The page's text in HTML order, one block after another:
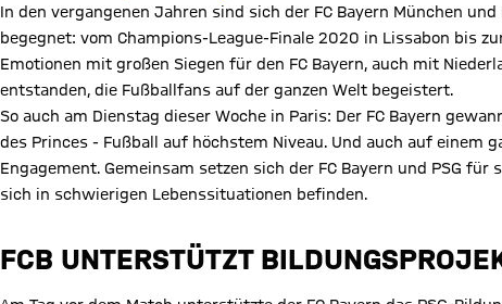
In den vergangenen Jahren sind sich der FC Bayern München
begegnet: vom Champions-League-Finale 2020 in Lissabon bis
Emotionen mit großen Siegen für den FC Bayern, auch mit
entstanden, die Fußballfans auf der ganzen Welt begeistert.
So auch am Dienstag dieser Woche in Paris: Der FC Bayern
des Princes - Fußball auf höchstem Niveau. Und auch auf einem
Engagement. Gemeinsam setzen sich der FC Bayern und PSG
sich in schwierigen Lebenssituationen befinden.
FCB UNTERSTÜTZT